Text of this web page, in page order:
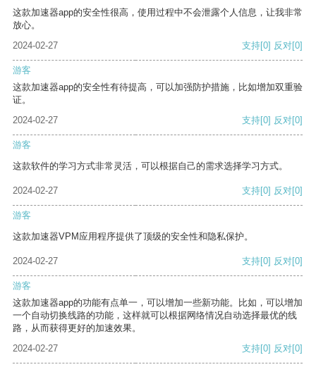
这款加速器app的安全性很高，使用过程中不会泄露个人信息，让我非常
放心。
2024-02-27
支持[0] 反对[0]
游客
这款加速器app的安全性有待提高，可以加强防护措施，比如增加双重验
证。
2024-02-27
支持[0] 反对[0]
游客
这款软件的学习方式非常灵活，可以根据自己的需求选择学习方式。
2024-02-27 支持[0] 反对[0]
游客
这款加速器VPM应用程序提供了顶级的安全性和隐私保护。
2024-02-27 支持[0] 反对[0]
游客
这款加速器app的功能有点单一，可以增加一些新功能。比如，可以增加
一个自动切换线路的功能，这样就可以根据网络情况自动选择最优的线
路，从而获得更好的加速效果。
2024-02-27
支持[0] 反对[0]